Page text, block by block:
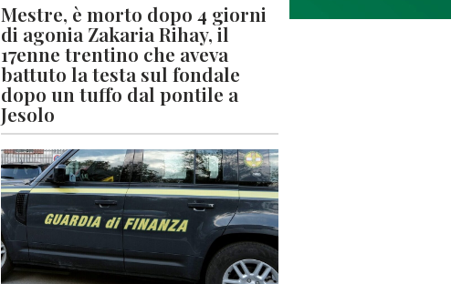
Mestre, è morto dopo 4 giorni
di agonia Zakaria Rihay, il
17enne trentino che aveva
battuto la testa sul fondale
dopo un tuffo dal pontile a
Jesolo